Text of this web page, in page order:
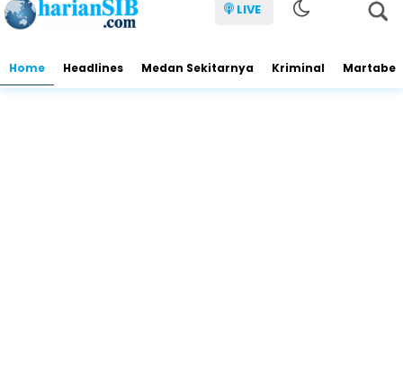
LIVE
Home Headlines Medan Sekitarnya Kriminal Martabe